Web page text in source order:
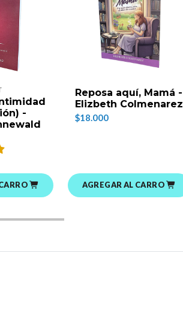
-
Reposa aquí, Mamá -
Elizbeth Colmenarez
$18.000
AGREGAR AL CARRO